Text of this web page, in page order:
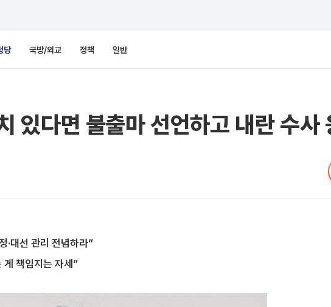
당 국방/외교 정책 일반
있다면 불출마 선언하고 내란 수사
·대선 관리 전념하라”
책임지는 자세”